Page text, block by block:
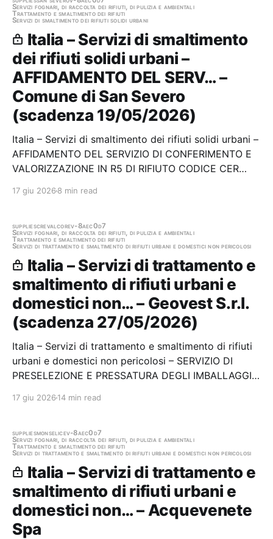
Servizi fognari, di raccolta dei rifiuti, di pulizia e ambientali
Trattamento e smaltimento dei rifiuti
Servizi di smaltimento dei rifiuti solidi urbani
Italia – Servizi di smaltimento
dei rifiuti solidi urbani –
AFFIDAMENTO DEL SERV… –
Comune di San Severo
(scadenza 19/05/2026)
Italia – Servizi di smaltimento dei rifiuti solidi urbani –
AFFIDAMENTO DEL SERVIZIO DI CONFERIMENTO E
VALORIZZAZIONE IN R5 DI RIFIUTO CODICE CER
MESI 24 CON ESPRESSA PREVISIONE DI PROROGA
Severo Scadenza…
17 giu 2026 8 min read
suppliescrevalcorev-8aec0d7
Servizi fognari, di raccolta dei rifiuti, di pulizia e ambientali
Trattamento e smaltimento dei rifiuti
Servizi di trattamento e smaltimento di rifiuti urbani e domestici non pericolosi
Italia – Servizi di trattamento e
smaltimento di rifiuti urbani e
domestici non… – Geovest S.r.l.
(scadenza 27/05/2026)
Italia – Servizi di trattamento e smaltimento di rifiuti
urbani e domestici non pericolosi – SERVIZIO DI
PRESELEZIONE E PRESSATURA DEGLI IMBALLAGGI
DIFFERENZIATA NEI COMUNI BOLOGNESI GESTITI
DEFINIZIONE DI CENTRO…
17 giu 2026 14 min read
suppliesmonselicev-8aec0d7
Servizi fognari, di raccolta dei rifiuti, di pulizia e ambientali
Trattamento e smaltimento dei rifiuti
Servizi di trattamento e smaltimento di rifiuti urbani e domestici non pericolosi
Italia – Servizi di trattamento e
smaltimento di rifiuti urbani e
domestici non… – Acquevenete
Spa